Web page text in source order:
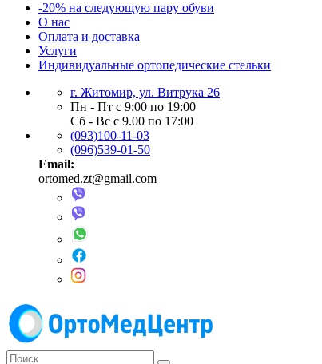
-20% на следующую пару обуви
О нас
Оплата и доставка
Услуги
Индивидуальные ортопедические стельки
г. Житомир, ул. Витрука 26
Пн - Пт с 9:00 по 19:00
Сб - Вс с 9.00 по 17:00
(093)100-11-03
(096)539-01-50
Email:
ortomed.zt@gmail.com